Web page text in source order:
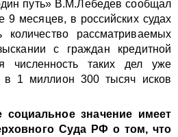
путь» В.М.Лебедев сообщал
9 месяцев, в российских судах
рассматриваемых
с граждан кредитной
численность таких дел уже
в 1 миллион 300 тысяч исков
социальное значение имеет
Суда РФ о том, что